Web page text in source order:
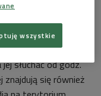
Polskiego
nadawanie audycji
słuchać od godz.
się również
wszystkie